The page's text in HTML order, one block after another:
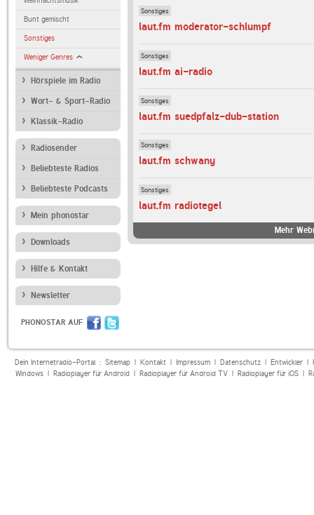
Bunt gemischt
Sonstiges
Weniger Genres
Hörspiele im Radio
Wort- & Sport-Radio
Klassik-Radio
Radiosender
Beliebteste Radios
Beliebteste Podcasts
Mein phonostar
Downloads
Hilfe & Kontakt
Newsletter
PHONOSTAR AUF
Sonstiges
laut.fm moderator-schlumpf
Sonstiges
laut.fm ai-radio
Sonstiges
laut.fm suedpfalz-dub-station
Sonstiges
laut.fm schwany
Sonstiges
laut.fm radiotegel
Mehr
Dein Internetradio-Portal : Sitemap| Kontakt| Impressum| Datenschutz| Entwickler|
Windows| Radioplayer für Android| Radioplayer für Android TV| Radioplayer für iOS|